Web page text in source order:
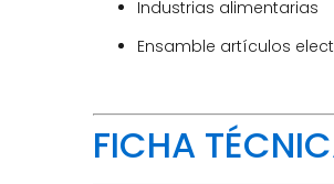
Industrias alimentarias
Ensamble artículos
FICHA